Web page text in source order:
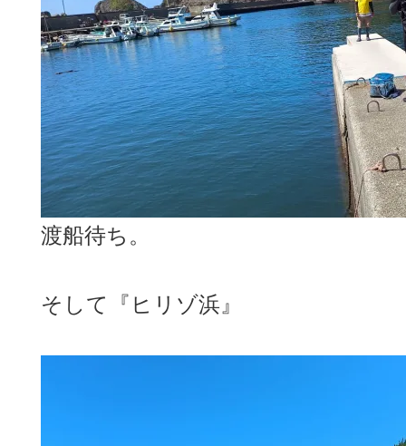
渡船待ち。
そして『ヒリゾ浜』